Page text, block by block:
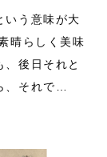
いう意味が大
晴らしく美味
後日それと
、それで…